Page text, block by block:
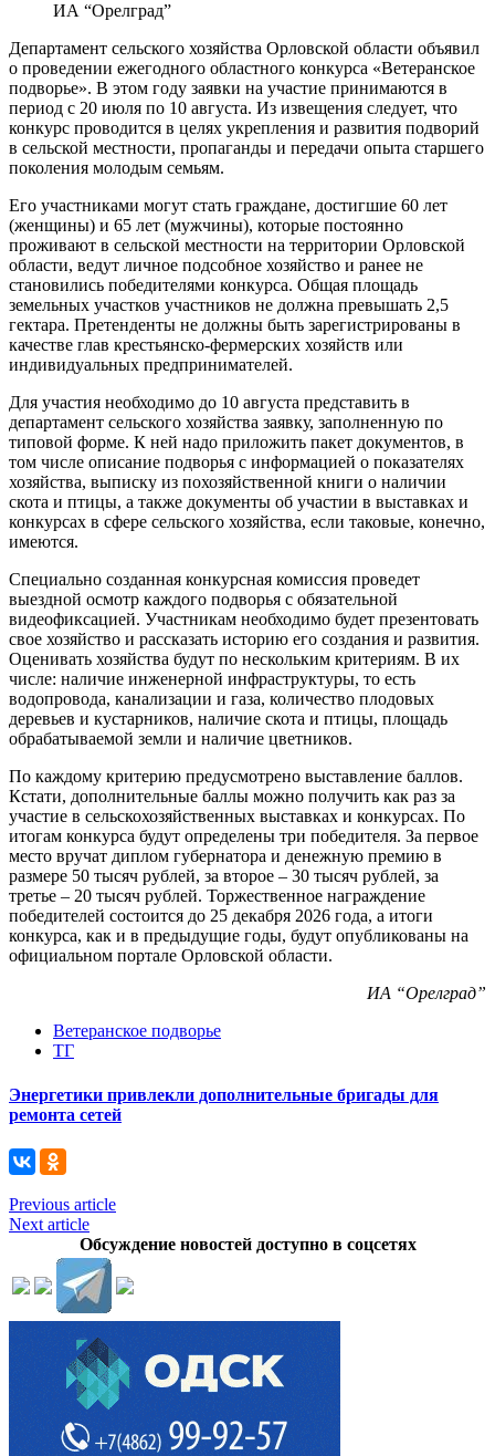
ИА “Орелград”
Департамент сельского хозяйства Орловской области объявил
о проведении ежегодного областного конкурса «Ветеранское
подворье». В этом году заявки на участие принимаются в
период с 20 июля по 10 августа. Из извещения следует, что
конкурс проводится в целях укрепления и развития подворий
в сельской местности, пропаганды и передачи опыта старшего
поколения молодым семьям.
Его участниками могут стать граждане, достигшие 60 лет
(женщины) и 65 лет (мужчины), которые постоянно
проживают в сельской местности на территории Орловской
области, ведут личное подсобное хозяйство и ранее не
становились победителями конкурса. Общая площадь
земельных участков участников не должна превышать 2,5
гектара. Претенденты не должны быть зарегистрированы в
качестве глав крестьянско-фермерских хозяйств или
индивидуальных предпринимателей.
Для участия необходимо до 10 августа представить в
департамент сельского хозяйства заявку, заполненную по
типовой форме. К ней надо приложить пакет документов, в
том числе описание подворья с информацией о показателях
хозяйства, выписку из похозяйственной книги о наличии
скота и птицы, а также документы об участии в выставках и
конкурсах в сфере сельского хозяйства, если таковые, конечно,
имеются.
Специально созданная конкурсная комиссия проведет
выездной осмотр каждого подворья с обязательной
видеофиксацией. Участникам необходимо будет презентовать
свое хозяйство и рассказать историю его создания и развития.
Оценивать хозяйства будут по нескольким критериям. В их
числе: наличие инженерной инфраструктуры, то есть
водопровода, канализации и газа, количество плодовых
деревьев и кустарников, наличие скота и птицы, площадь
обрабатываемой земли и наличие цветников.
По каждому критерию предусмотрено выставление баллов.
Кстати, дополнительные баллы можно получить как раз за
участие в сельскохозяйственных выставках и конкурсах. По
итогам конкурса будут определены три победителя. За первое
место вручат диплом губернатора и денежную премию в
размере 50 тысяч рублей, за второе – 30 тысяч рублей, за
третье – 20 тысяч рублей. Торжественное награждение
победителей состоится до 25 декабря 2026 года, а итоги
конкурса, как и в предыдущие годы, будут опубликованы на
официальном портале Орловской области.
ИА “Орелград”
Ветеранское подворье
ТГ
Энергетики привлекли дополнительные бригады для
ремонта сетей
Previous article
Next article
Обсуждение новостей доступно в соцсетях